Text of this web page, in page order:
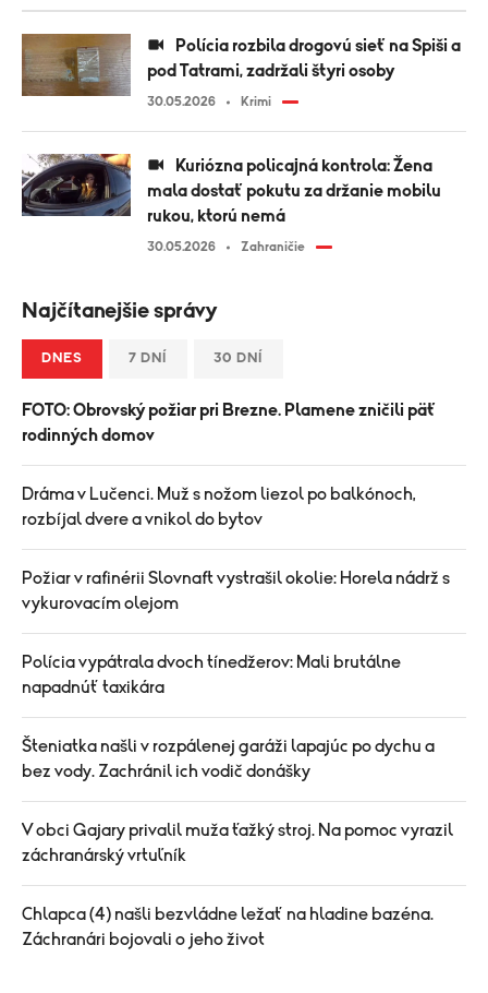
pod Tatrami, zadržali štyri osoby
30.05.2026 Krimi
mala dostať pokutu za držanie mobilu
rukou, ktorú nemá
30.05.2026 Zahraničie
Najčítanejšie správy
DNES 7 DNÍ 30 DNÍ
FOTO: Obrovský požiar pri Brezne. Plamene zničili päť
rodinných domov
Dráma v Lučenci. Muž s nožom liezol po balkónoch,
rozbíjal dvere a vnikol do bytov
Požiar v rafinérii Slovnaft vystrašil okolie: Horela nádrž s
vykurovacím olejom
Polícia vypátrala dvoch tínedžerov: Mali brutálne
napadnúť taxikára
Šteniatka našli v rozpálenej garáži lapajúc po dychu a
bez vody. Zachránil ich vodič donášky
V obci Gajary privalil muža ťažký stroj. Na pomoc vyrazil
záchranárský vrtuľník
Chlapca (4) našli bezvládne ležať na hladine bazéna.
Záchranári bojovali o jeho život